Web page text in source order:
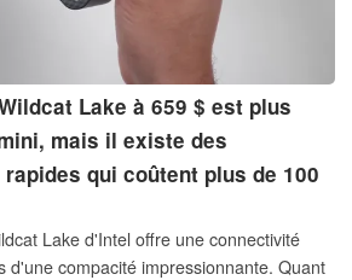
Lake à 659 $ est plus
mais il existe des
qui coûtent plus de 100
Lake d'Intel offre une connectivité
d'une compacité impressionnante. Quant